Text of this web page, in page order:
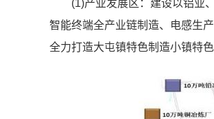
(1)产业发展区：建设以铝业
智能终端全产业链制造、电感生
全力打造大屯镇特色制造小镇特